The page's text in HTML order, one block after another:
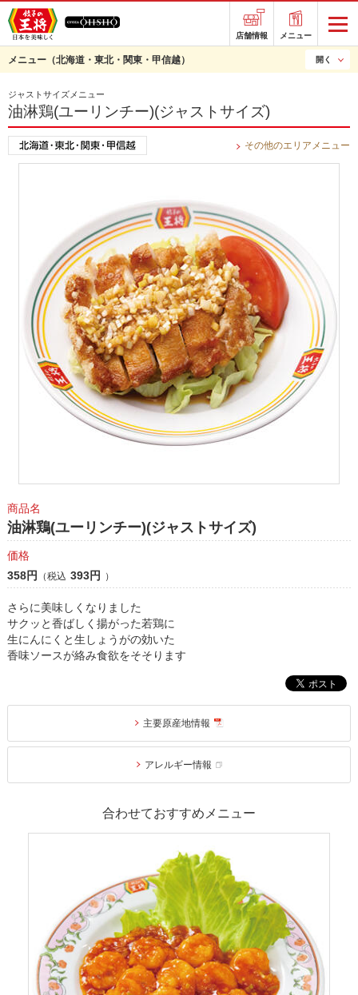
店舗情報 メニュー
油淋鶏(ユーリンチー)(ジャストサイズ)
その他のエリアメニュー
ジャストサイズメニュー
商品名
油淋鶏(ユーリンチー)(ジャストサイズ)
価格
358円
（税込 393円 ）
さらに美味しくなりました
サクッと香ばしく揚がった若鶏に
生にんにくと生しょうがの効いた
香味ソースが絡み食欲をそそります
主要原産地情報
アレルギー情報
合わせておすすめメニュー
メニュー （北海道・東北・関東・甲信越） 開く